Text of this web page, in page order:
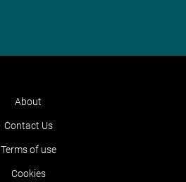
About
Contact Us
Terms of use
Cookies